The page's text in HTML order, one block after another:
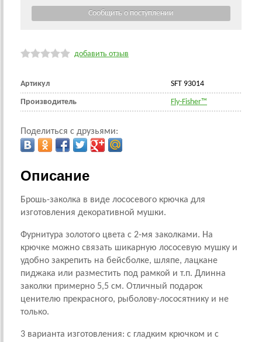
добавить отзыв
Артикул SFT 93014
Производитель Fly-Fisher™
Поделиться с друзьями:
Описание
Брошь-заколка в виде лососевого крючка для
изготовления декоративной мушки.
Фурнитура золотого цвета с 2-мя заколками. На
крючке можно связать шикарную лососевую мушку и
удобно закрепить на бейсболке, шляпе, лацкане
пиджака или разместить под рамкой и т.п. Длинна
заколки примерно 5,5 см. Отличный подарок
ценителю прекрасного, рыболову-лососятнику и не
только.
3 варианта изготовления: с гладким крючком и с